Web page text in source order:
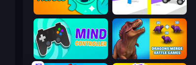
Haunted Heroes Rescue Throw
Mind Controller Dragons Merge: Battle Games